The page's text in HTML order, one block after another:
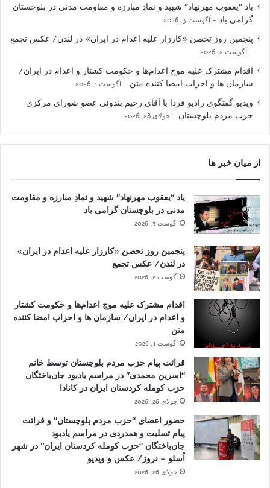
یاد “یعقوب مهرنهاد” شهید و نمادِ مبارزه و مقاومت مدنی در بلوچستان
گرامی باد
آگوست 3, 2026
پنجمین روز تحصن «کارزار علیه اعدام در ایران» در لندن/ عکس تجمع
آگوست 2, 2026
اقدام مشترک علیه موج اعدام‌ها و حکومت کشتار و اعدام در ایران/
سازمان ها و احزاب امضا کننده متن
آگوست 1, 2026
ویدیو گفتگوی رادیو فردا با آقای رحیم بندوئی عضو شورای مرکزی
حزب مردم بلوچستان
جولای 28, 2026
از میان خبر ها
یاد “یعقوب مهرنهاد” شهید و نمادِ مبارزه و مقاومت
مدنی در بلوچستان گرامی باد
آگوست 3, 2026
پنجمین روز تحصن «کارزار علیه اعدام در ایران»
در لندن/ عکس تجمع
آگوست 2, 2026
اقدام مشترک علیه موج اعدام‌ها و حکومت کشتار
و اعدام در ایران/ سازمان ها و احزاب امضا کننده
متن
آگوست 1, 2026
قرائت پیام حزب مردم بلوچستان توسط خانم
“اسرین محمدی” در مراسم یادبود جان‌باختگان
حزب کومله کردستان ایران در کانادا
جولای 26, 2026
حضور اعضای “حزب مردم بلوچستان” و قرائت
پیام تسلیت و همدردی در مراسم یادبود
جان‌باختگان “حزب کومله کردستان ایران” در شهر
اُسلو – نروژ/ عکس و ویدیو
جولای 26, 2026